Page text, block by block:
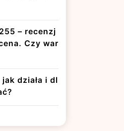
– recenzj
Czy war
działa i dl